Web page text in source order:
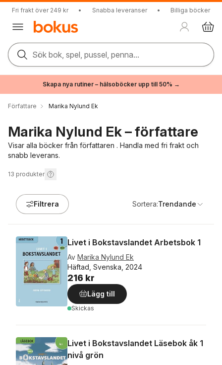
Fri frakt över 249 kr • Snabba leveranser • Billiga böcker
Sök bok, spel, pussel, penna...
Skapa nya rutiner – hälsoböcker upp till 50% →
Författare Marika Nylund Ek
Marika Nylund Ek – författare
Visar alla böcker från författaren . Handla med fri frakt och
snabb leverans.
13 produkter
Filtrera Sortera:Trendande
Livet i Bokstavslandet Arbetsbok 1
Av Marika Nylund Ek
Häftad, Svenska, 2024
216 kr
Lägg till
Skickas
Livet i Bokstavslandet Läsebok åk 1
nivå grön